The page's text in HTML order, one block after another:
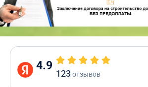
4.9
123 отзывов